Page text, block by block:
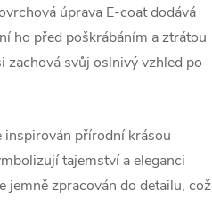
úprava E-coat dodává
ho před poškrábáním a ztrátou
zachová svůj oslnivý vzhled po
přírodní krásou
tajemství a eleganci
jemně zpracován do detailu, což